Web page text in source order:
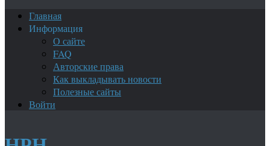
Главная
Информация
О сайте
FAQ
Авторские права
Как выкладывать новости
Полезные сайты
Войти